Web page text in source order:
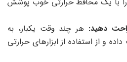
دهید: هر چند وقت یکبار، به
و از استفاده از ابزارهای حرارتی